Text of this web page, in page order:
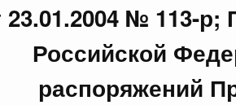
23.01.2004 № 113-
Российской
распоряжений
Правил определения расчетной
резерва Фонда
Федерации по